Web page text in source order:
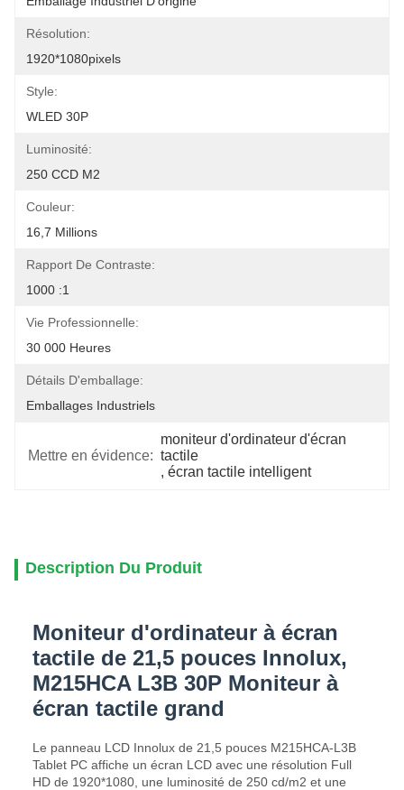
Résolution:
1920*1080pixels
Style:
WLED 30P
Luminosité:
250 CCD M2
Couleur:
16,7 Millions
Rapport De Contraste:
1000 :1
Vie Professionnelle:
30 000 Heures
Détails D'emballage:
Emballages Industriels
Mettre en évidence:
moniteur d'ordinateur d'écran
tactile
, écran tactile intelligent
Description Du Produit
Moniteur d'ordinateur à écran
tactile de 21,5 pouces Innolux,
M215HCA L3B 30P Moniteur à
écran tactile grand
Le panneau LCD Innolux de 21,5 pouces M215HCA-L3B
Tablet PC affiche un écran LCD avec une résolution Full
HD de 1920*1080, une luminosité de 250 cd/m2 et une